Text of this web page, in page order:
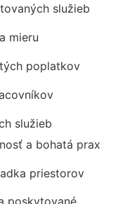
služieb
mieru
poplatkov
služieb
a bohatá prax
priestorov
poskytované